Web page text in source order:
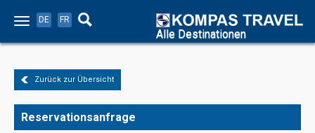
DE FR
Alle Destinationen
Zurück zur Übersicht
Reservationsanfrage